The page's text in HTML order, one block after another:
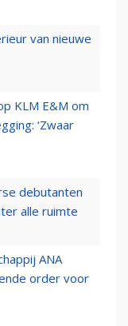
van nieuwe
KLM E&M om
‘Zwaar
debutanten
alle ruimte
ANA
order voor